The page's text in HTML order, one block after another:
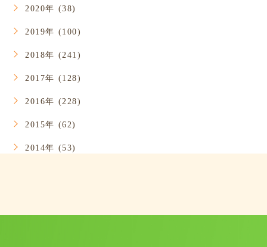
2020年 (38)
2019年 (100)
2018年 (241)
2017年 (128)
2016年 (228)
2015年 (62)
2014年 (53)